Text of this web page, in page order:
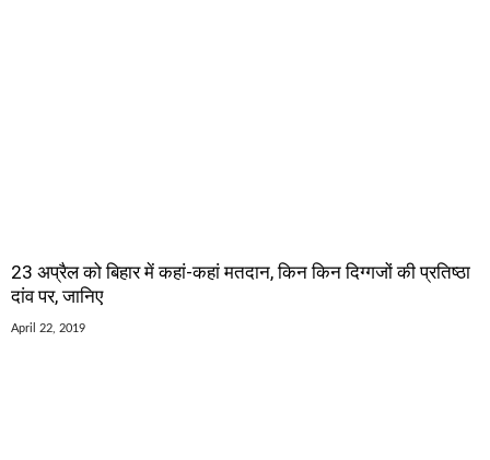
23 अप्रैल को बिहार में कहां-कहां मतदान, किन किन दिग्गजों की प्रतिष्ठा
दांव पर, जानिए
April 22, 2019